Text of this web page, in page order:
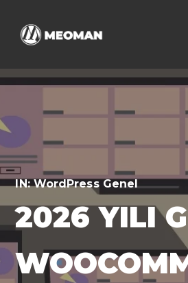
IN: WordPress Genel
2026 YILI